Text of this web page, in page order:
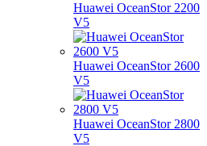
Huawei OceanStor 2200
V5
Huawei OceanStor 2600
V5
Huawei OceanStor 2800
V5